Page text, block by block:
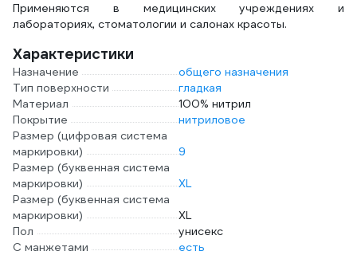
Применяются в медицинских учреждениях и
лабораториях, стоматологии и салонах красоты.
Характеристики
Назначение
общего назначения
Тип поверхности
гладкая
Материал
100% нитрил
Покрытие
нитриловое
Размер (цифровая система
маркировки)
9
Размер (буквенная система
маркировки)
XL
Размер (буквенная система
маркировки)
XL
Пол
унисекс
С манжетами
есть